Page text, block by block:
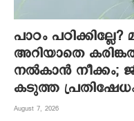
പാഠം
അറിയാതെ
നല്‍കാന്‍ നീക്കം;
കടുത്ത പ്രതിഷേധം
August 7, 2026